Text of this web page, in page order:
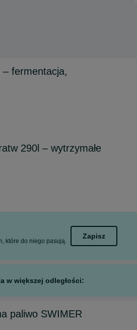
fermentacja,
290l – wytrzymałe
które do niego pasują.
Zapisz
w większej odległości:
paliwo SWIMER